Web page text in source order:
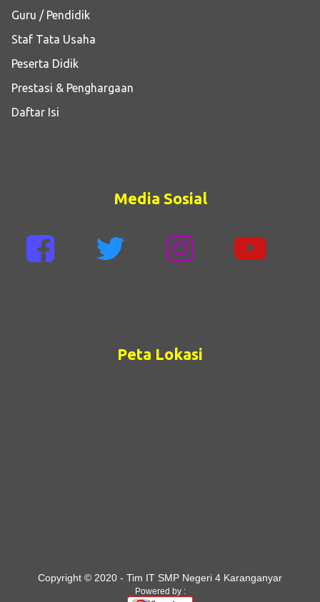
Guru / Pendidik
Staf Tata Usaha
Peserta Didik
Prestasi & Penghargaan
Daftar Isi
Media Sosial
Peta Lokasi
Copyright © 2020 - Tim IT SMP Negeri 4 Karanganyar
Powered by :